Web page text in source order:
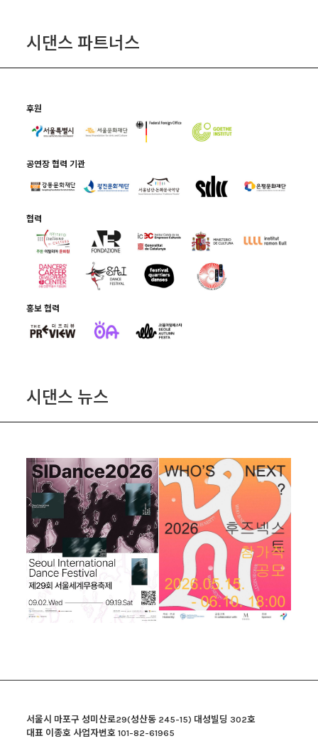
시댄스 파트너스
후원
공연장 협력 기관
협력
홍보 협력
시댄스 뉴스
서울시 마포구 성미산로29(성산동 245-15) 대성빌딩 302호
대표 이종호 사업자번호 101-82-61965